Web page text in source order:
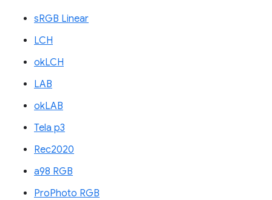
sRGB Linear
LCH
okLCH
LAB
okLAB
Tela p3
Rec2020
a98 RGB
ProPhoto RGB